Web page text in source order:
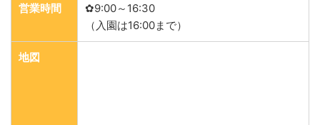
営業時間
✿9:00～16:30
（入園は16:00まで）
地図